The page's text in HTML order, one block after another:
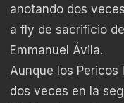
anotando dos
a fly de sacrificio
Emmanuel Ávila.
Aunque los
dos veces en la